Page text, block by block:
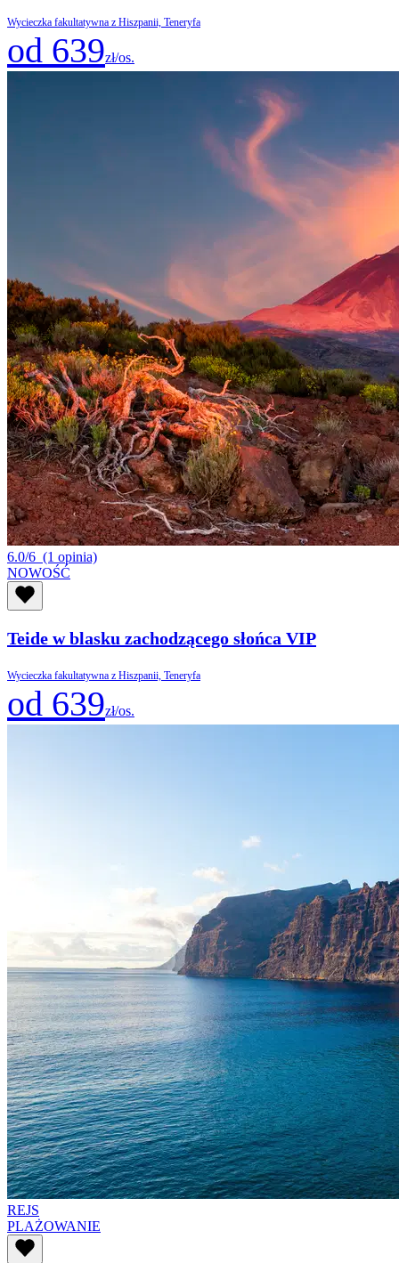
Wycieczka fakultatywna z Hiszpanii, Teneryfa
od 639zł/os.
6.0/6 (1 opinia)
NOWOŚĆ
Teide w blasku zachodzącego słońca VIP
Wycieczka fakultatywna z Hiszpanii, Teneryfa
od 639zł/os.
REJS
PLAŻOWANIE